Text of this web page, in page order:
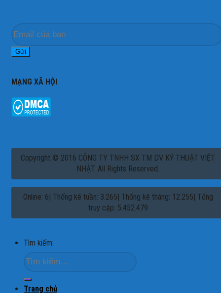
MẠNG XÃ HỘI
Copyright © 2016 CÔNG TY TNHH SX TM DV KỸ THUẬT VIỆT
NHẬT. All Rights Reserved.
Online: 6| Thống kê tuần: 3.265| Thống kê tháng: 12.255| Tổng
truy cập: 5.452.479
Tìm kiếm:
Trang chủ